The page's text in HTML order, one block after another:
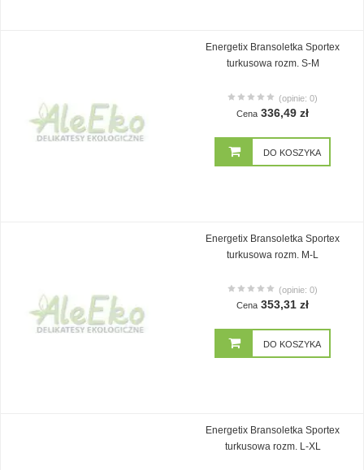
Energetix Bransoletka Sportex
turkusowa rozm. S-M
(opinie: 0)
Cena 336,49 zł
DO KOSZYKA
Energetix Bransoletka Sportex
turkusowa rozm. M-L
(opinie: 0)
Cena 353,31 zł
DO KOSZYKA
Energetix Bransoletka Sportex
turkusowa rozm. L-XL